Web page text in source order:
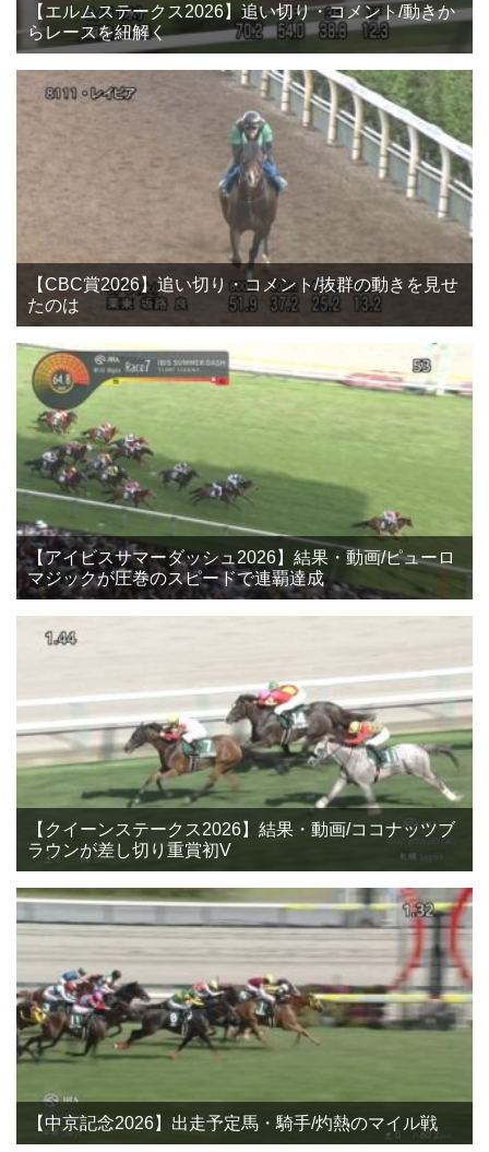
【エルムステークス2026】追い切り・コメント/動きか
らレースを紐解く
【CBC賞2026】追い切り・コメント/抜群の動きを見せ
たのは
【アイビスサマーダッシュ2026】結果・動画/ピューロ
マジックが圧巻のスピードで連覇達成
【クイーンステークス2026】結果・動画/ココナッツブ
ラウンが差し切り重賞初V
【中京記念2026】出走予定馬・騎手/灼熱のマイル戦